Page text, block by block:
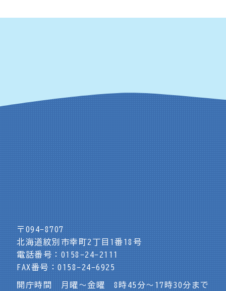
〒094-8707
北海道紋別市幸町2丁目1番18号
電話番号：0158-24-2111
FAX番号：0158-24-6925
開庁時間 月曜～金曜 8時45分～17時30分まで